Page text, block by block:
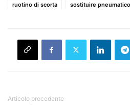
ruotino di scorta
sostituire pneumatico
Articolo precedente